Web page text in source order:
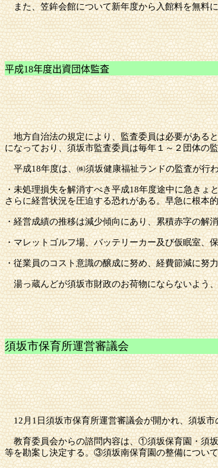
また、笠鉾会館について新年度から入館料を無料
平成18年度出資
地方自治法の規定により、監査委員は必要がある
になっており、須坂市監査委員は毎年１～２団体の
平成18年度は、㈱須坂健康福祉ランドの監査が行
・未処理損失を解消すべき平成18年度途中に急きょ
さらに経営状況を圧迫する恐れがある。早急に根本
・経営成績の推移は減少傾向にあり、累積赤字の解
・マレットゴルフ場、バッテリーカー及び仮眠室、
・従業員のコスト意識の醸成に努め、経費節減に努
湯っ蔵んどが須坂市財政のお荷物にならないよう
須坂市保育所運営審議会
12月1日須坂市保育所運営審議会が開かれ、須坂市
教育委員会からの諮問内容は、①須坂保育園・須坂
等を勘案し決定する。③須坂南保育園の整備につい